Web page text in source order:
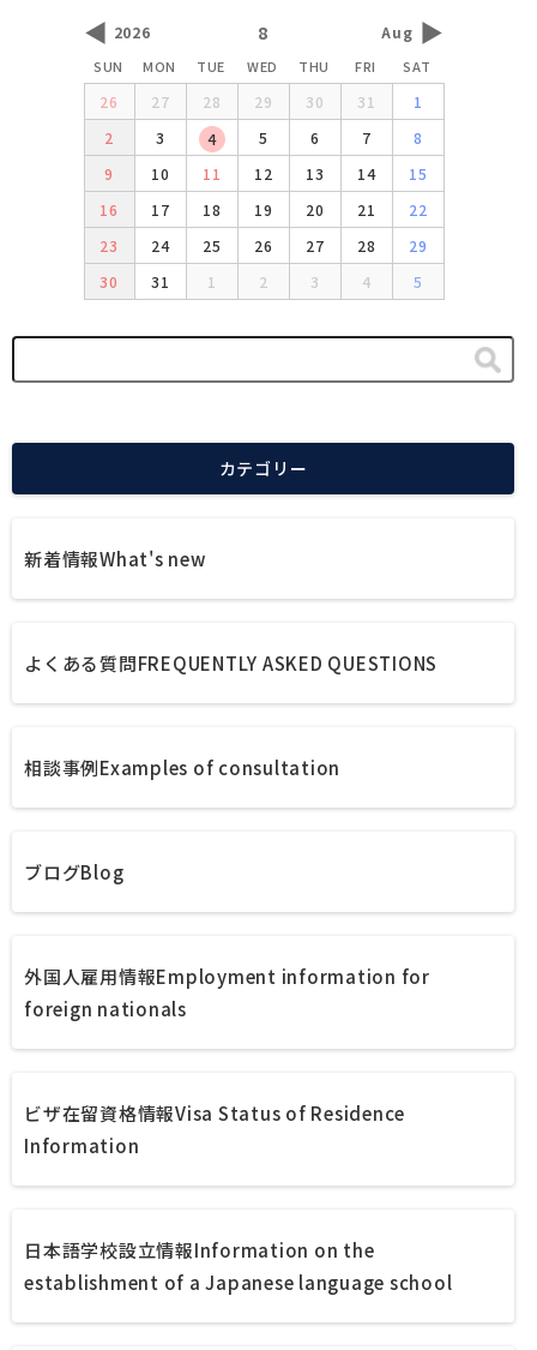
◀ 2026 8 Aug ▶
SUN MON TUE WED THU FRI SAT
26 27 28 29 30 31
1
2
3 4 5 6 7
8
9
10 11 12 13 14
15
16
17 18 19 20 21
22
23
24 25 26 27 28
29
30
31 1 2 3 4 5
カテゴリー
新着情報What's new
よくある質問FREQUENTLY ASKED QUESTIONS
相談事例Examples of consultation
ブログBlog
外国人雇用情報Employment information for
foreign nationals
ビザ在留資格情報Visa Status of Residence
Information
日本語学校設立情報Information on the
establishment of a Japanese language school